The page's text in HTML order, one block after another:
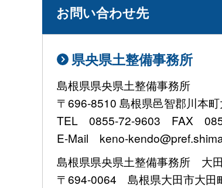
お問い合わせ先
県央県土整備事務所
島根県県央県土整備事務所
〒696-8510 島根県邑智郡川本
TEL 0855-72-9603 FAX
E-Mail keno-
島根県県央県土整備事務所 大
〒694-0064 島根県大田市大田